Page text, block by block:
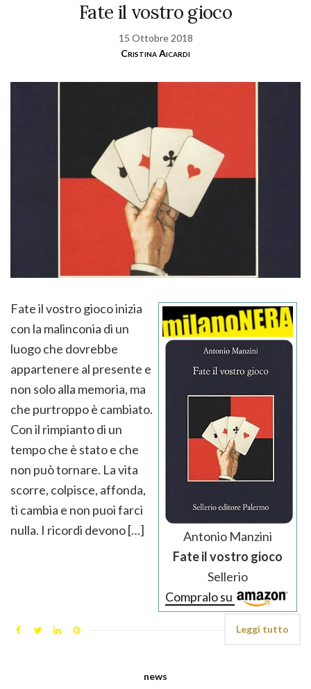
Fate il vostro gioco
15 Ottobre 2018
Cristina Aicardi
Antonio Manzini
Fate il vostro gioco
Sellerio
Compralo su
Fate il vostro gioco inizia
con la malinconia di un
luogo che dovrebbe
appartenere al presente e
non solo alla memoria, ma
che purtroppo è cambiato.
Con il rimpianto di un
tempo che è stato e che
non può tornare. La vita
scorre, colpisce, affonda,
ti cambia e non puoi farci
nulla. I ricordi devono […]
Leggi tutto
news